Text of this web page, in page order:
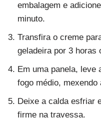
embalagem e
minuto.
Transfira o creme
geladeira por 3 horas
Em uma panela, leve
fogo médio,
Deixe a calda esfriar
firme na travessa.